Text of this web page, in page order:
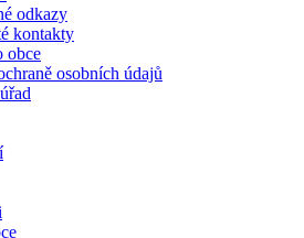
odkazy
kontakty
obce
osobních údajů